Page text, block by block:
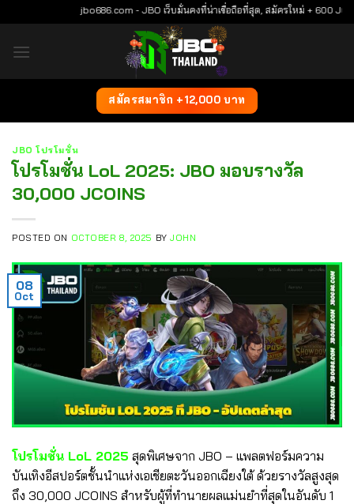
to
content
jbo686.com - JBO เว็บมั่นคงที่น่าเชื่อถือที่สุด, สมัครใหม่ + 600 JCOIN, กี
สมัครสมาชิก +12,000 บาท
JBO โปรโมชั่น
โปรโมชั่น LoL 2025: JBO มอบรางวัล
30,000 JCOINS
POSTED ON OCTOBER 8, 2025 BYJOHN
08
Oct
โปรโมชั่น LoL 2025 สุดพิเศษจาก JBO – แพลตฟอร์มความ
บันเทิงอีสปอร์ตชั้นนำแห่งเอเชียตะวันออกเฉียงใต้ ด้วยรางวัลสูงสุด
ถึง 30,000 JCOINS สำหรับผู้ที่ทำนายผลแม่นยำที่สุดในอันดับ 1